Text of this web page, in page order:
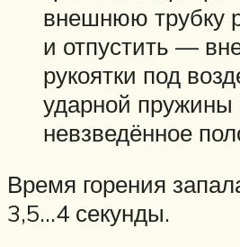
внешнюю трубку
и отпустить —
рукоятки под
ударной пружины
невзведённое
Время горения
3,5…4 секунды.